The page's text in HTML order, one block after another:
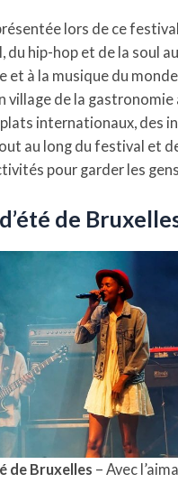
lors de ce
hip-hop et de la soul
et à la musique du
village de la gastronomie
internationaux, des
au long du festival et
pour garder les
de
de Bruxelles – Avec